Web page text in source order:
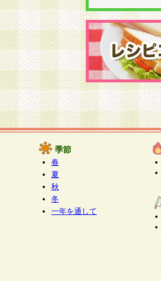
季節
春
夏
秋
冬
一年を通して